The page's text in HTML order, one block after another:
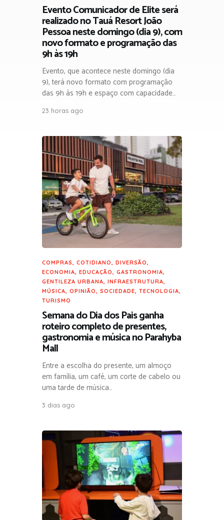
Evento Comunicador de Elite será
realizado no Tauá Resort João
Pessoa neste domingo (dia 9), com
novo formato e programação das
9h às 19h
Evento, que acontece neste domingo (dia
9), terá novo formato com programação
das 9h às 19h e espaço com capacidade…
23 horas ago
COMPRAS COTIDIANO DIVERSÃO
ECONOMIA
EDUCAÇÃO GASTRONOMIA
GENTILEZA URBANA
INFRAESTRUTURA
MÚSICA
OPINIÃO SOCIEDADE TECNOLOGIA
TURISMO
Semana do Dia dos Pais ganha
roteiro completo de presentes,
gastronomia e música no Parahyba
Mall
Entre a escolha do presente, um almoço
em família, um café, um corte de cabelo ou
uma tarde de música…
3 dias ago